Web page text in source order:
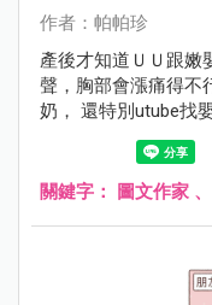
作者：帕帕珍
產後才知道ＵＵ跟嫩
聲，胸部會漲痛得不
奶， 還特別utube找
很不可思議啊（再次
關鍵字： 圖文作家 、